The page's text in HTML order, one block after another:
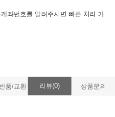
좌번호를 알려주시면 빠른 처리 가
품/교환 리뷰(0) 상품문의